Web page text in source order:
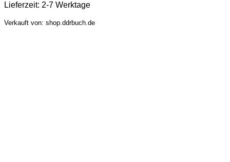
Lieferzeit: 2-7 Werktage
Verkauft von: shop.ddrbuch.de